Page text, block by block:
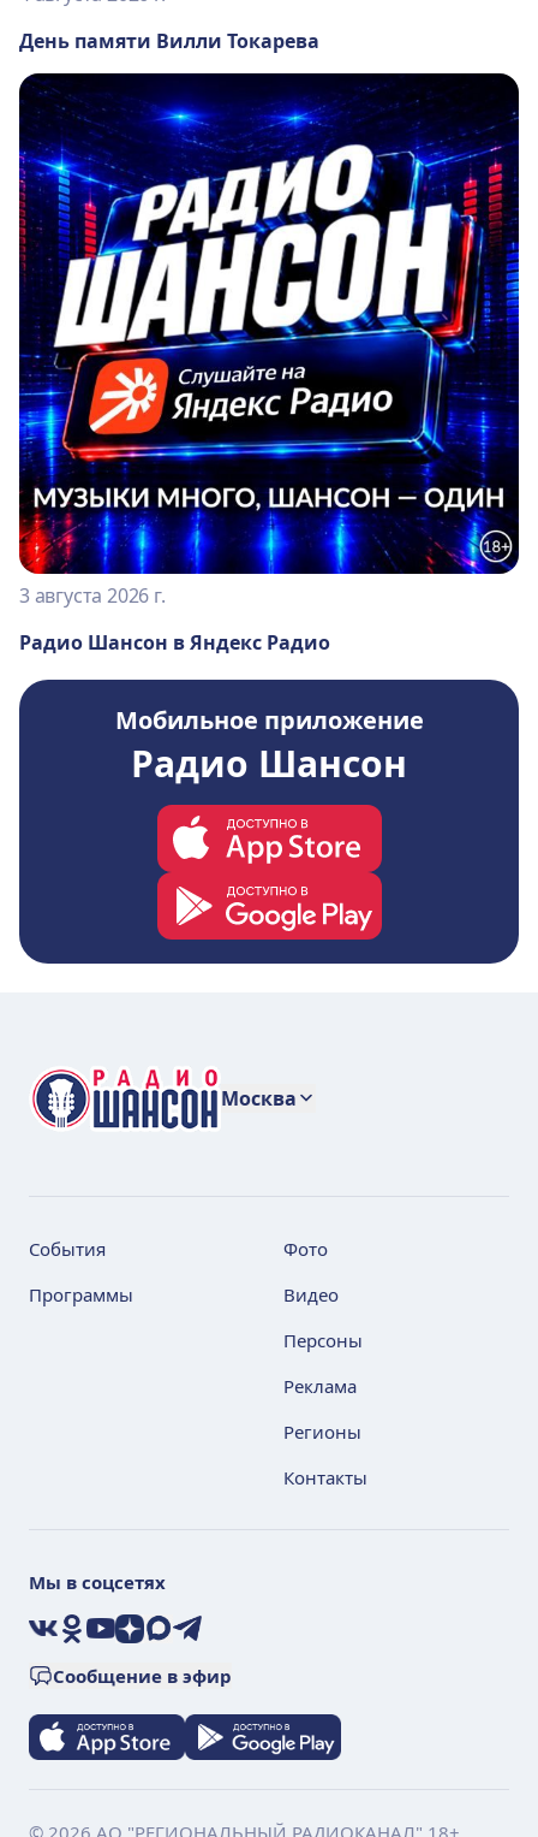
День памяти Вилли Токарева
3 августа 2026 г.
Радио Шансон в Яндекс Радио
Мобильное приложение
Радио Шансон
Москва
События
Программы
Фото
Видео
Персоны
Реклама
Регионы
Контакты
Мы в соцсетях
VKOkYouTube
ДзенMaxTelegram
Сообщение в эфир